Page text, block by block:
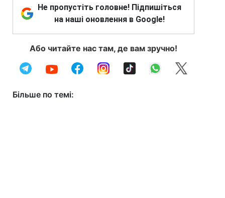
Не пропустіть головне! Підпишіться
на наші оновлення в Google!
Або читайте нас там, де вам зручно!
Більше по темі: